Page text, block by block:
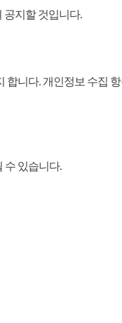
공지할 것입니다.
니다. 개인정보 수집
수 있습니다.